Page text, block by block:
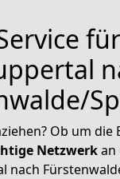
Ob um
Netzwerkan
nach